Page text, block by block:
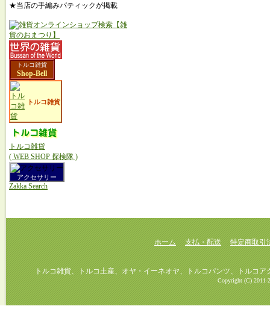
★当店の手編みパティックが掲載
トルコ雑貨
Shop-Bell
トルコ雑貨
トルコ雑貨
( WEB SHOP 探検隊 )
アクセサリー
Zakka Search
ホーム 支払・配送 特定商取引
トルコ雑貨、トルコ土産、オヤ・イーネオヤ、トルコパンツ、トルコアク
Copyright (C) 2011-